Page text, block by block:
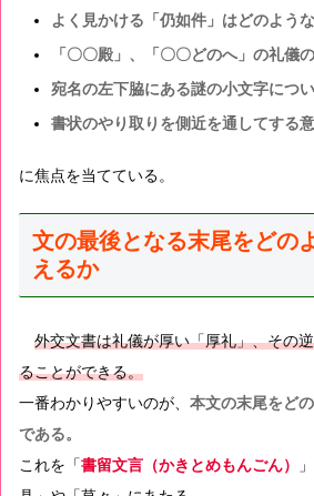
よく見かける「仍如件」はどのよう
「〇〇殿」、「〇〇どのへ」の礼儀
宛名の左下脇にある謎の小文字につ
書状のやり取りを側近を通してする
に焦点を当てている。
文の最後となる末尾をどの
えるか
外交文書は礼儀が厚い「厚礼」、その
ることができる。
一番わかりやすいのが、 本文の末尾をど
である。
これを「書留文言（かきとめもんごん）